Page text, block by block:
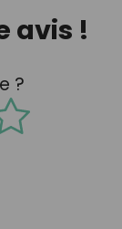
avis !
?